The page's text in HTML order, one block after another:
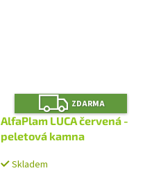
Z
D
A
R
M
ZDARMA
AlfaPlam LUCA červená -
peletová kamna
Skladem